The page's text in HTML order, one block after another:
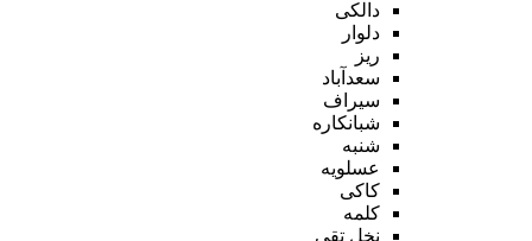
دالکی
دلوار
ریز
سعدآباد
سیراف
شبانکاره
شنبه
عسلویه
کاکی
کلمه
نخل تقی